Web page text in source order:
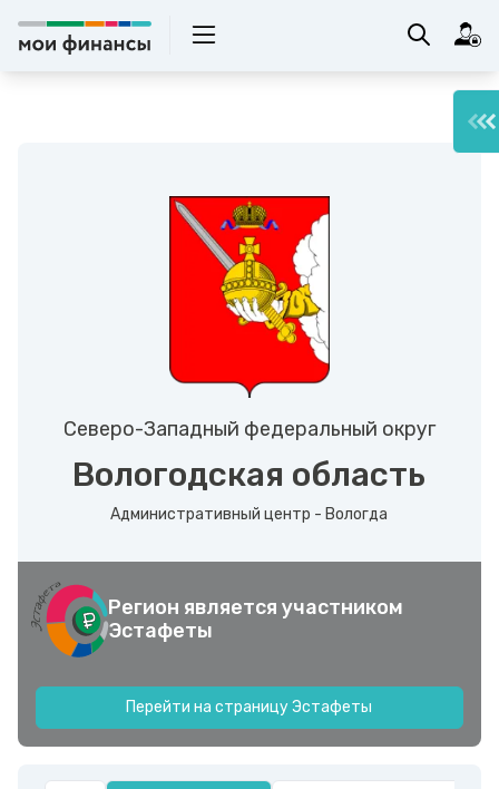
Северо-Западный федеральный округ
Вологодская область
Административный центр - Вологда
Регион является участником
Эстафеты
Перейти на страницу Эстафеты